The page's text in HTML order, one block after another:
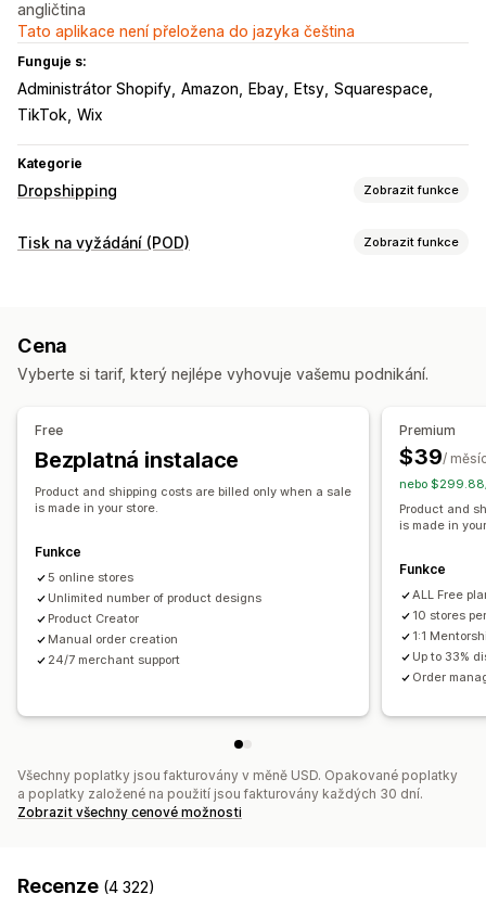
angličtina
Tato aplikace není přeložena do jazyka čeština
Funguje s:
Administrátor Shopify Amazon Ebay Etsy Squarespace
TikTok Wix
Kategorie
Dropshipping Zobrazit funkce
Produkty, které můžete prodávat
Zdrojové lokality
Spojené království
Tisk na vyžádání (POD) Zobrazit funkce
Personalizace
Klobouky a čepice
Dárky ke svátkům
Chovatelské potřeby
Nástěnné dekorace
Bio
Možnosti dopravy
Přes třetí stranu
Ekologická doprava
Celosvětové plnění Sledování objednávek
Cena
Vyberte si tarif, který nejlépe vyhovuje vašemu podnikání.
Free
Bezplatná instalace
Product and shipping costs are billed only when a sale
is made in your store.
Funkce
5 online stores
Unlimited number of product designs
Product Creator
Manual order creation
24/7 merchant support
Premium
$39/
nebo
Product and
is made in
Funkce
ALL Free
10 stores
1:1
Up to 33%
Order
Všechny poplatky jsou fakturovány v měně USD. Opakované poplatky
a poplatky založené na použití jsou fakturovány každých 30 dní.
Zobrazit všechny cenové možnosti
Recenze (4 322)